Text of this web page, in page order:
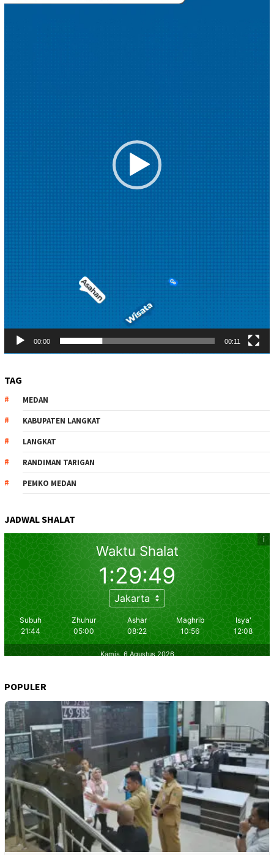
00:00 00:11
TAG
MEDAN
KABUPATEN LANGKAT
LANGKAT
RANDIMAN TARIGAN
PEMKO MEDAN
JADWAL SHALAT
POPULER